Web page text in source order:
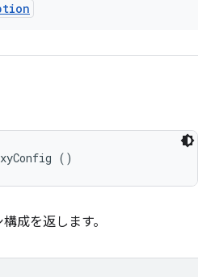
()
成を返します。